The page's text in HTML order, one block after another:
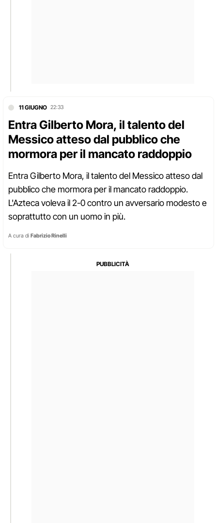
11 GIUGNO 22:33
Entra Gilberto Mora, il talento del
Messico atteso dal pubblico che
mormora per il mancato raddoppio
Entra Gilberto Mora, il talento del Messico atteso dal
pubblico che mormora per il mancato raddoppio.
L'Azteca voleva il 2-0 contro un avversario modesto e
soprattutto con un uomo in più.
A cura di Fabrizio Rinelli